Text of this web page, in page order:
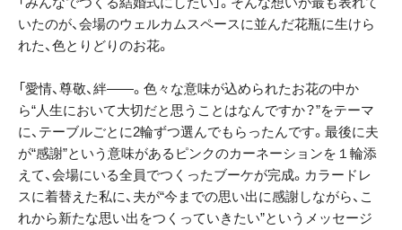
いたのが、会場のウェルカムスペースに並んだ花瓶に生けら
れた、色とりどりのお花。
「愛情、尊敬、絆――。色々な意味が込められたお花の中か
ら“人生において大切だと思うことはなんですか？”をテーマ
に、テーブルごとに2輪ずつ選んでもらったんです。最後に夫
が“感謝”という意味があるピンクのカーネーションを１輪添
えて、会場にいる全員でつくったブーケが完成。カラードレ
スに着替えた私に、夫が“今までの思い出に感謝しながら、こ
れから新たな思い出をつくっていきたい”というメッセージ